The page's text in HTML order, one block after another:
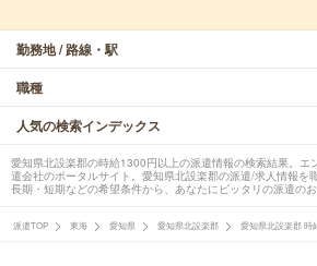
勤務地 / 路線・駅
職種
人気の検索インデックス
愛知県北設楽郡の時給1300円以上の派遣情報の検索結果。エ
遣会社のポータルサイト。愛知県北設楽郡の派遣/求人情報を
長期・短期などの希望条件から、あなたにピッタリの派遣のお
派遣TOP 東海 愛知県 愛知県北設楽郡 愛知県北設楽郡 時